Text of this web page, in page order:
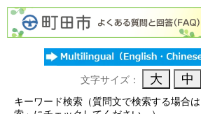
文字サイズ：
キーワード検索（質問文で検索する場合